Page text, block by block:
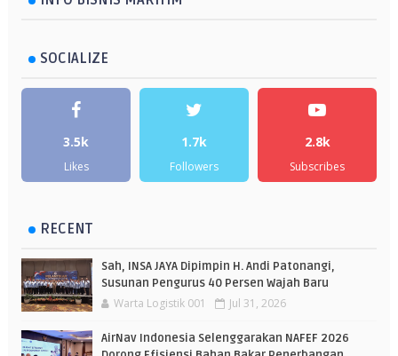
SOCIALIZE
3.5k
Likes
1.7k
Followers
2.8k
Subscribes
RECENT
Sah, INSA JAYA Dipimpin H. Andi Patonangi,
Susunan Pengurus 40 Persen Wajah Baru
Warta Logistik 001 Jul 31, 2026
AirNav Indonesia Selenggarakan NAFEF 2026